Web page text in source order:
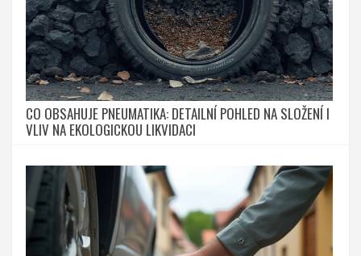
CO OBSAHUJE PNEUMATIKA: DETAILNÍ POHLED NA SLOŽENÍ I
VLIV NA EKOLOGICKOU LIKVIDACI